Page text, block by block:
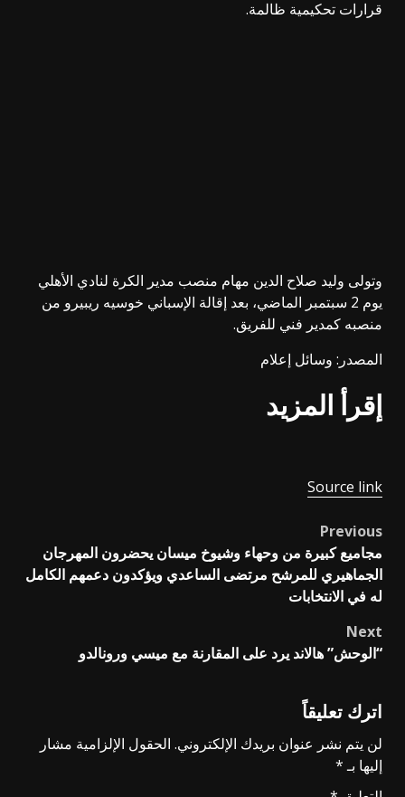
قرارات تحكيمية ظالمة.
وتولى وليد صلاح الدين مهام منصب مدير الكرة لنادي الأهلي
يوم 2 سبتمبر الماضي، بعد إقالة الإسباني خوسيه ريبيرو من
منصبه كمدير فني للفريق.
المصدر: وسائل إعلام
إقرأ المزيد
Source link
Post
navigation
Previous
مجاميع كبيرة من وحهاء وشيوخ ميسان يحضرون المهرجان
الجماهيري للمرشح مرتضى الساعدي ويؤكدون دعمهم الكامل
له في الانتخابات
Next
“الوحش” هالاند يرد على المقارنة مع ميسي ورونالدو
اترك تعليقاً
لن يتم نشر عنوان بريدك الإلكتروني. الحقول الإلزامية مشار
إليها بـ*